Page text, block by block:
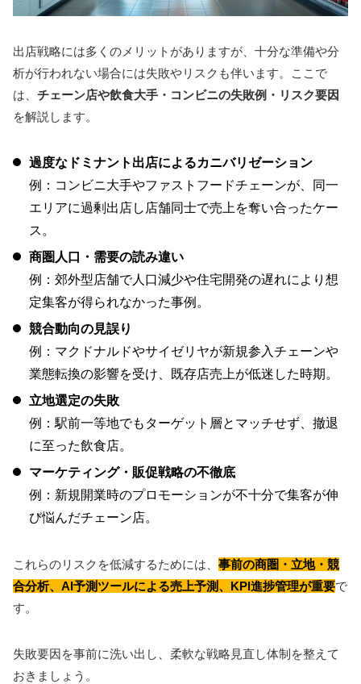
出店戦略には多くのメリットがありますが、十分な準備や分
析が行われない場合には失敗やリスクも伴います。ここで
は、 チェーン店や飲食大手・コンビニの失敗例・リスク要因
を解説します。
過度なドミナント出店によるカニバリゼーション
例：コンビニ大手やファストフードチェーンが、同一
エリアに過剰出店し店舗同士で売上を奪い合ったケー
ス。
商圏人口・需要の読み違い
例：郊外型店舗で人口減少や住宅開発の遅れにより想
定集客が得られなかった事例。
競合動向の見誤り
例：マクドナルドやサイゼリヤが新規参入チェーンや
業態転換の影響を受け、既存店売上が低迷した時期。
立地選定の失敗
例：駅前一等地でもターゲット層とマッチせず、撤退
に至った飲食店。
マーケティング・販促戦略の不徹底
例：新規開業時のプロモーションが不十分で集客が伸
び悩んだチェーン店。
これらのリスクを低減するためには、 事前の商圏・立地・競
合分析、AI予測ツールによる売上予測、KPI進捗管理が重要で
す。
失敗要因を事前に洗い出し、柔軟な戦略見直し体制を整えて
おきましょう。